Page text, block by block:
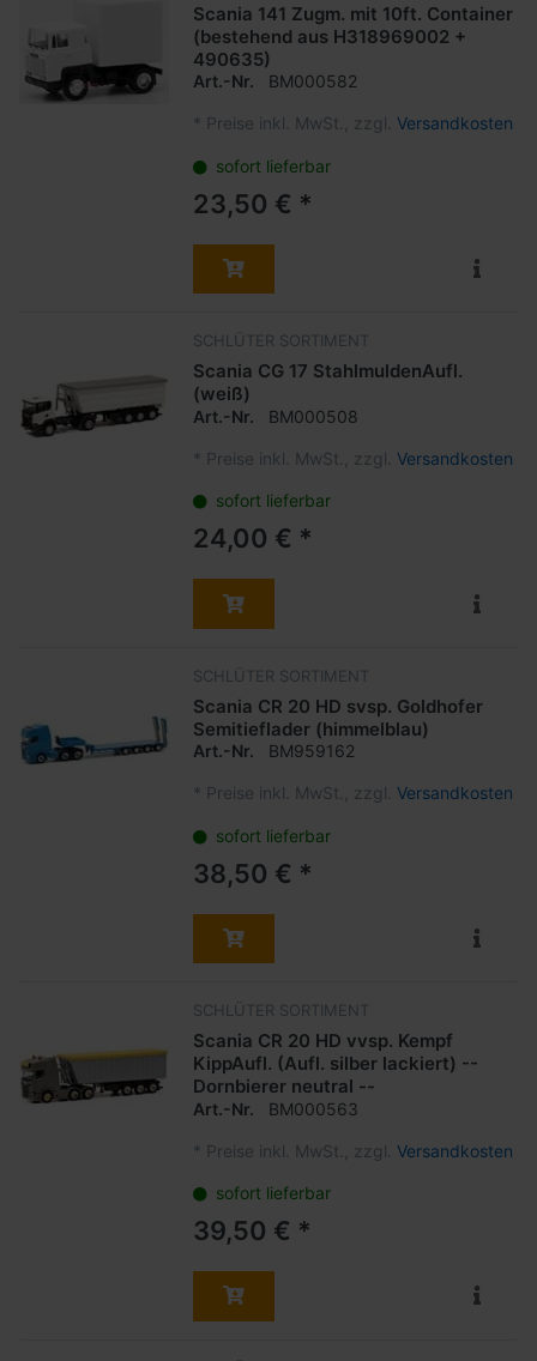
Scania 141 Zugm. mit 10ft. Container
(bestehend aus H318969002 +
490635)
Art.-Nr. BM000582
* Preise inkl. MwSt., zzgl. Versandkosten
sofort lieferbar
23,50 € *
SCHLÜTER SORTIMENT
Scania CG 17 StahlmuldenAufl.
(weiß)
Art.-Nr. BM000508
* Preise inkl. MwSt., zzgl. Versandkosten
sofort lieferbar
24,00 € *
SCHLÜTER SORTIMENT
Scania CR 20 HD svsp. Goldhofer
Semitieflader (himmelblau)
Art.-Nr. BM959162
* Preise inkl. MwSt., zzgl. Versandkosten
sofort lieferbar
38,50 € *
SCHLÜTER SORTIMENT
Scania CR 20 HD vvsp. Kempf
KippAufl. (Aufl. silber lackiert) --
Dornbierer neutral --
Art.-Nr. BM000563
* Preise inkl. MwSt., zzgl. Versandkosten
sofort lieferbar
39,50 € *